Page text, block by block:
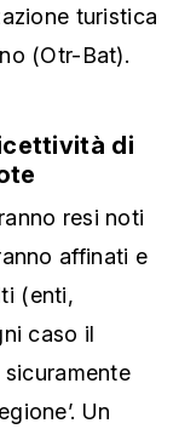
turistica
(Otr-Bat).
di
resi noti
affinati e
(enti,
caso il
Un